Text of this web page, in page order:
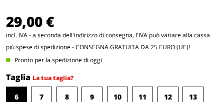
29,00 €
incl. IVA - a seconda dell'indirizzo di consegna, l'IVA può variare alla cassa
più spese di spedizione- CONSEGNA GRATUITA DA 25 EURO (UE)!
Pronto per la spedizione di oggi
Taglia La tua taglia?
6 7 8 9 10 11 12 13